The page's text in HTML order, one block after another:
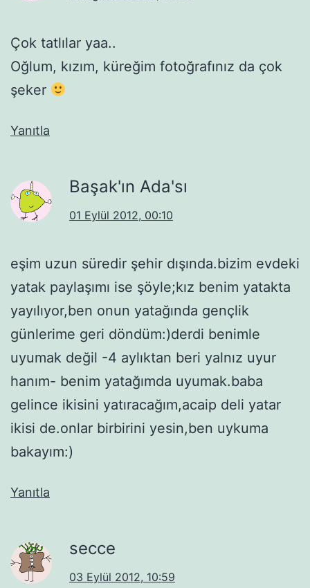
Çok tatlılar yaa..
Oğlum, kızım, küreğim fotoğrafınız da çok
şeker
Yanıtla
Başak'ın Ada'sı
01 Eylül 2012, 00:10
eşim uzun süredir şehir dışında.bizim evdeki
yatak paylaşımı ise şöyle;kız benim yatakta
yayılıyor,ben onun yatağında gençlik
günlerime geri döndüm:)derdi benimle
uyumak değil -4 aylıktan beri yalnız uyur
hanım- benim yatağımda uyumak.baba
gelince ikisini yatıracağım,acaip deli yatar
ikisi de.onlar birbirini yesin,ben uykuma
bakayım:)
Yanıtla
secce
03 Eylül 2012, 10:59